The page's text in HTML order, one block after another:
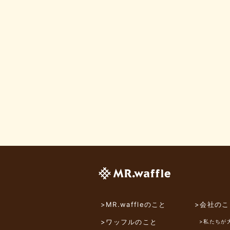
>MR.waffleのこと
>ワッフルのこと
>会社の
>私たちが